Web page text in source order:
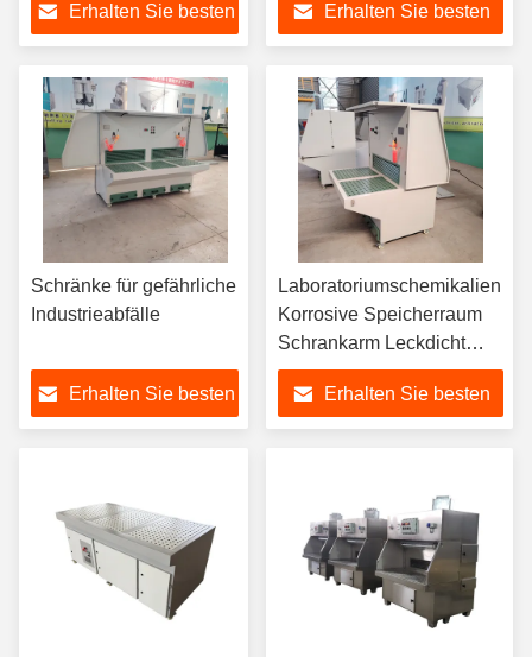
Glasfliesen
Erhalten Sie besten
Erhalten Sie besten
Schränke für gefährliche
Industrieabfälle
Erhalten Sie besten
Laboratoriumschemikalien
Korrosive Speicherraum
Schrankarm Leckdicht
Gefährliche Güter
Vorübergehender
Lagerraum
Erhalten Sie besten